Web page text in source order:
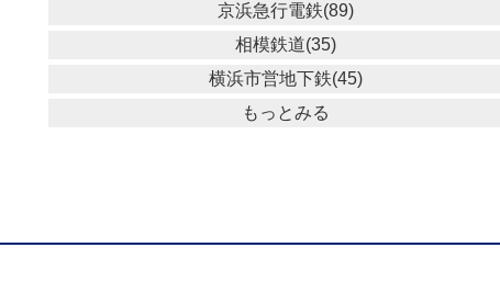
京浜急行電鉄(89)
相模鉄道(35)
横浜市営地下鉄(45)
もっとみる